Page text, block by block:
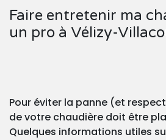
Faire entretenir ma
un pro à Vélizy-
Pour éviter la panne (et
de votre chaudière doit être
Quelques informations utiles